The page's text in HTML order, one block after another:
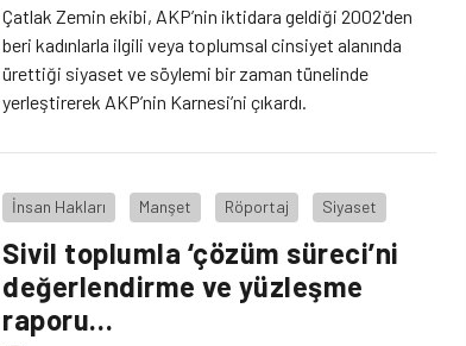
Çatlak Zemin ekibi, AKP’nin iktidara geldiği 2002'den
beri kadınlarla ilgili veya toplumsal cinsiyet alanında
ürettiği siyaset ve söylemi bir zaman tünelinde
yerleştirerek AKP’nin Karnesi’ni çıkardı.
İnsan Hakları Manşet Röportaj Siyaset
Sivil toplumla ‘çözüm süreci’ni
değerlendirme ve yüzleşme
raporu…